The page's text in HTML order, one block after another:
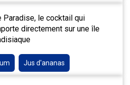
Paradise, le cocktail qui
directement sur une île
Jus d'ananas